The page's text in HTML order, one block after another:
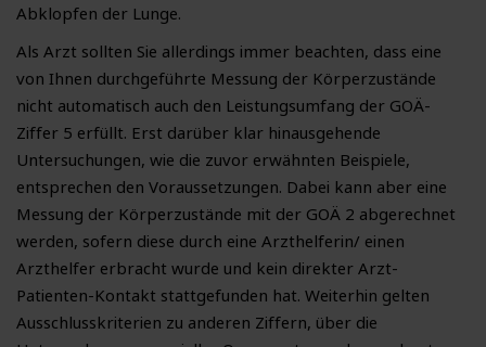
Abklopfen der Lunge.
Als Arzt sollten Sie allerdings immer beachten, dass eine
von Ihnen durchgeführte Messung der Körperzustände
nicht automatisch auch den Leistungsumfang der GOÄ-
Ziffer 5 erfüllt. Erst darüber klar hinausgehende
Untersuchungen, wie die zuvor erwähnten Beispiele,
entsprechen den Voraussetzungen. Dabei kann aber eine
Messung der Körperzustände mit der GOÄ 2 abgerechnet
werden, sofern diese durch eine Arzthelferin/ einen
Arzthelfer erbracht wurde und kein direkter Arzt-
Patienten-Kontakt stattgefunden hat. Weiterhin gelten
Ausschlusskriterien zu anderen Ziffern, über die